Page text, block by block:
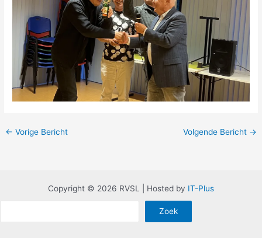
← Vorige Bericht Volgende Bericht →
Copyright © 2026 RVSL | Hosted by IT-Plus
Zoek